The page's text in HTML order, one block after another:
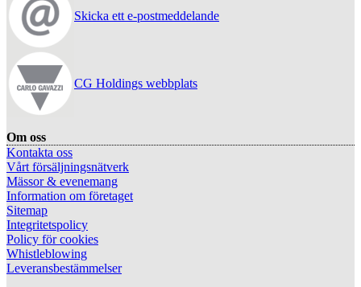
Skicka ett e-postmeddelande
CG Holdings webbplats
Om oss
Kontakta oss
Vårt försäljningsnätverk
Mässor & evenemang
Information om företaget
Sitemap
Integritetspolicy
Policy för cookies
Whistleblowing
Leveransbestämmelser